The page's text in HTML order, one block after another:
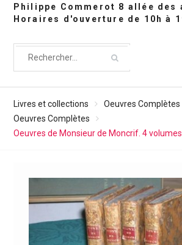
Livres et collections
Oeuvres Complètes
Oeuvres Complètes
Oeuvres de Monsieur de Moncrif. 4 volumes.